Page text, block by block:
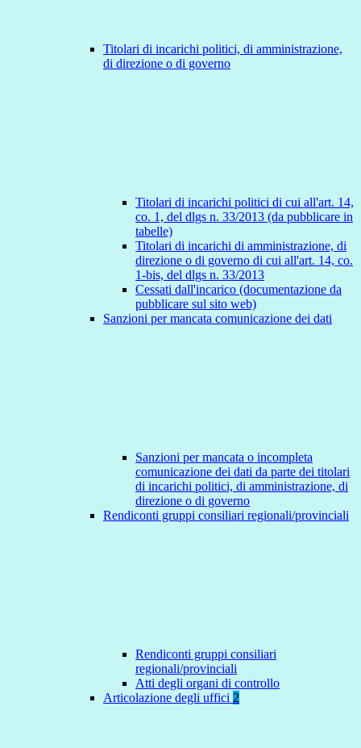
Titolari di incarichi politici, di amministrazione,
di direzione o di governo
Titolari di incarichi politici di cui all'art. 14,
co. 1, del dlgs n. 33/2013 (da pubblicare in
tabelle)
Titolari di incarichi di amministrazione, di
direzione o di governo di cui all'art. 14, co.
1-bis, del dlgs n. 33/2013
Cessati dall'incarico (documentazione da
pubblicare sul sito web)
Sanzioni per mancata comunicazione dei dati
Sanzioni per mancata o incompleta
comunicazione dei dati da parte dei titolari
di incarichi politici, di amministrazione, di
direzione o di governo
Rendiconti gruppi consiliari regionali/provinciali
Rendiconti gruppi consiliari
regionali/provinciali
Atti degli organi di controllo
Articolazione degli uffici 2